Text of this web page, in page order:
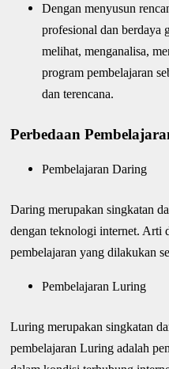
Dengan menyusun
profesional dan berdaya
melihat, menganalisa,
program pembelajaran
dan terencana.
Perbedaan
Pembelajaran Daring
Daring merupakan singkatan
dengan teknologi internet. Arti
pembelajaran yang dilakukan
Pembelajaran Luring
Luring merupakan singkatan
pembelajaran Luring adalah